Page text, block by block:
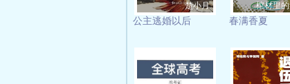
楚小月
公主逃婚以后
棺材里
春满香夏